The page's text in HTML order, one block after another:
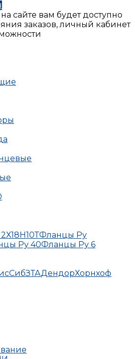
сайте вам будет доступно
заказов, личный кабинет
Фланцы Ру
Ру 40Фланцы Ру 6
СибЗТАДендорХорнхоф